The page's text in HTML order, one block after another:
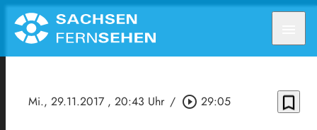
Mi., 29.11.2017 , 20:43 Uhr / play_circle_outline 29:05 bookmark_border